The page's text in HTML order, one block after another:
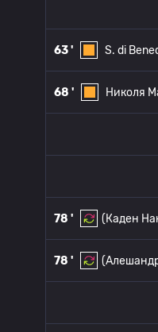
63 ' S. di
68 ' Николя
78 ' (Каден
78 '